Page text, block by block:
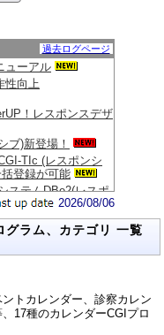
過去ログページ
2026/08/06
ラム、カテゴリ 一覧
トカレンダー、診察カレン
17種のカレンダーCGIプロ